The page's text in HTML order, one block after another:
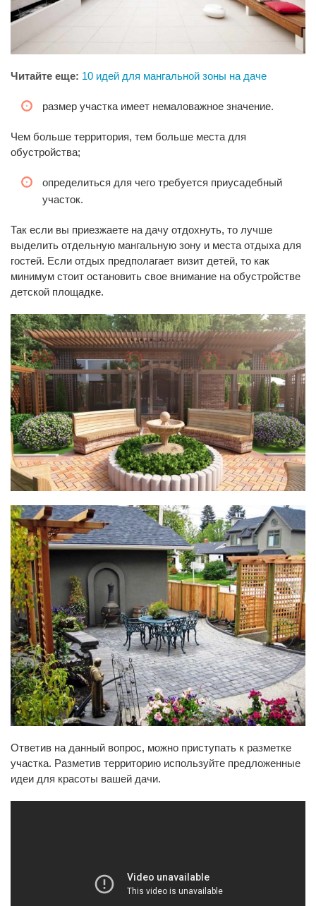
Читайте еще: 10 идей для мангальной зоны на даче
размер участка имеет немаловажное значение.
Чем больше территория, тем больше места для
обустройства;
определиться для чего требуется приусадебный
участок.
Так если вы приезжаете на дачу отдохнуть, то лучше
выделить отдельную мангальную зону и места отдыха для
гостей. Если отдых предполагает визит детей, то как
минимум стоит остановить свое внимание на обустройстве
детской площадке.
Ответив на данный вопрос, можно приступать к разметке
участка. Разметив территорию используйте предложенные
идеи для красоты вашей дачи.